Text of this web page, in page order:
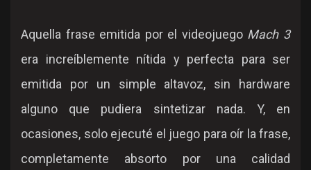
Aquella frase emitida por el videojuego Mach 3
era increíblemente nítida y perfecta para ser
emitida por un simple altavoz, sin hardware
alguno que pudiera sintetizar nada. Y, en
ocasiones, solo ejecuté el juego para oír la frase,
completamente absorto por una calidad